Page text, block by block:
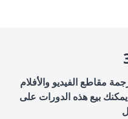
مقاطع الفيديو والأفلام
بيع هذه الدورات على